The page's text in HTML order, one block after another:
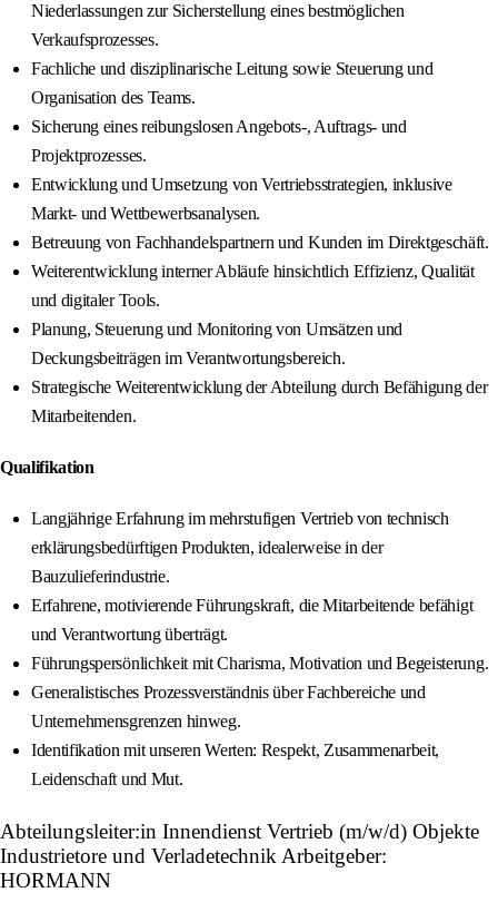
Niederlassungen zur Sicherstellung eines bestmöglichen
Verkaufsprozesses.
Fachliche und disziplinarische Leitung sowie Steuerung und
Organisation des Teams.
Sicherung eines reibungslosen Angebots-, Auftrags- und
Projektprozesses.
Entwicklung und Umsetzung von Vertriebsstrategien, inklusive
Markt- und Wettbewerbsanalysen.
Betreuung von Fachhandelspartnern und Kunden im Direktgeschäft.
Weiterentwicklung interner Abläufe hinsichtlich Effizienz, Qualität
und digitaler Tools.
Planung, Steuerung und Monitoring von Umsätzen und
Deckungsbeiträgen im Verantwortungsbereich.
Strategische Weiterentwicklung der Abteilung durch Befähigung der
Mitarbeitenden.
Qualifikation
Langjährige Erfahrung im mehrstufigen Vertrieb von technisch
erklärungsbedürftigen Produkten, idealerweise in der
Bauzulieferindustrie.
Erfahrene, motivierende Führungskraft, die Mitarbeitende befähigt
und Verantwortung überträgt.
Führungspersönlichkeit mit Charisma, Motivation und Begeisterung.
Generalistisches Prozessverständnis über Fachbereiche und
Unternehmensgrenzen hinweg.
Identifikation mit unseren Werten: Respekt, Zusammenarbeit,
Leidenschaft und Mut.
Abteilungsleiter:in Innendienst Vertrieb (m/w/d) Objekte
Industrietore und Verladetechnik Arbeitgeber:
HORMANN